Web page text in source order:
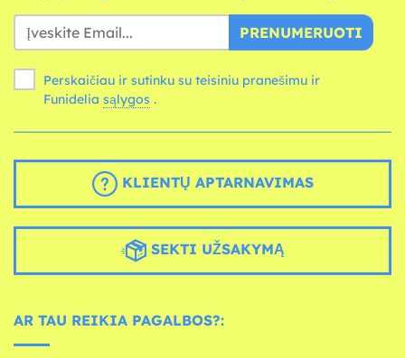
PRENUMERUOTI
Perskaičiau ir sutinku su teisiniu pranešimu ir
Funidelia sąlygos .
KLIENTŲ APTARNAVIMAS
SEKTI UŽSAKYMĄ
AR TAU REIKIA PAGALBOS?: